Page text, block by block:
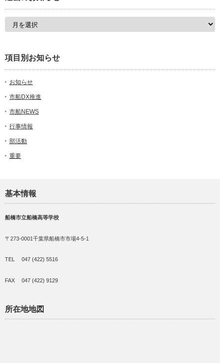
項目別お知らせ
お知らせ
市船DX推進
市船NEWS
行事情報
部活動
重要
基本情報
船橋市立船橋高等学校
〒273-0001千葉県船橋市市場4-5-1
TEL 047 (422) 5516
FAX 047 (422) 9129
所在地地図